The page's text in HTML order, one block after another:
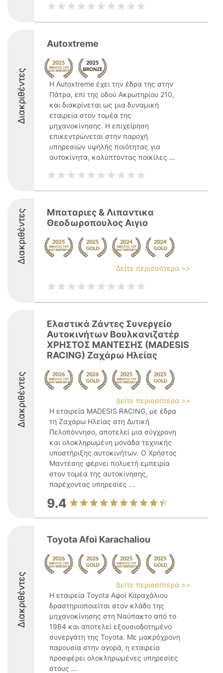
Διακριθέντες
Autoxtreme
Η Autoxtreme έχει την έδρα της στην
Πάτρα, επί της οδού Ακρωτηρίου 210,
και διακρίνεται ως μια δυναμική
εταιρεία στον τομέα της
μηχανοκίνησης. Η επιχείρηση
επικεντρώνεται στην παροχή
υπηρεσιών υψηλής ποιότητας για
αυτοκίνητα, καλύπτοντας ποικίλες ...
Διακριθέντες
Μπαταριες & Λιπαντικα
Θεοδωροπουλος Αιγιο
Δείτε περισσότερα >>
Διακριθέντες
Ελαστικά Ζάντες Συνεργείο
Αυτοκινήτων Βουλκανιζατέρ
ΧΡΗΣΤΟΣ ΜΑΝΤΕΣΗΣ (MADESIS
RACING) Ζαχάρω Ηλείας
Δείτε περισσότερα >>
Η εταιρεία MADESIS RACING, με έδρα
τη Ζαχάρω Ηλείας στη Δυτική
Πελοπόννησο, αποτελεί μια σύγχρονη
και ολοκληρωμένη μονάδα τεχνικής
υποστήριξης αυτοκινήτων. Ο Χρήστος
Μαντέσης φέρνει πολυετή εμπειρία
στον τομέα της αυτοκίνησης,
παρέχοντας υπηρεσίες ...
9.4
Διακριθέντες
Toyota Afoi Karachaliou
Δείτε περισσότερα >>
Η εταιρεία Toyota Αφοί Καραχάλιου
δραστηριοποιείται στον κλάδο της
μηχανοκίνησης στη Ναύπακτο από το
1984 και αποτελεί εξουσιοδοτημένο
συνεργάτη της Toyota. Με μακρόχρονη
παρουσία στην αγορά, η εταιρεία
προσφέρει ολοκληρωμένες υπηρεσίες
στους ...